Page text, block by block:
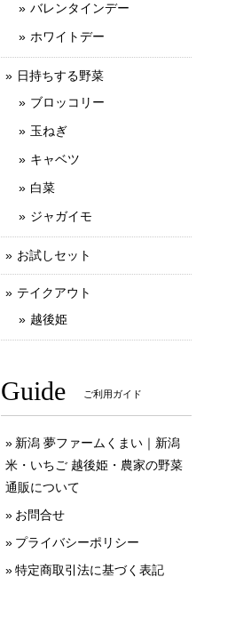
バレンタインデー
ホワイトデー
日持ちする野菜
ブロッコリー
玉ねぎ
キャベツ
白菜
ジャガイモ
お試しセット
テイクアウト
越後姫
Guide ご利用ガイド
新潟 夢ファームくまい｜新潟
米・いちご 越後姫・農家の野菜
通販について
お問合せ
プライバシーポリシー
特定商取引法に基づく表記